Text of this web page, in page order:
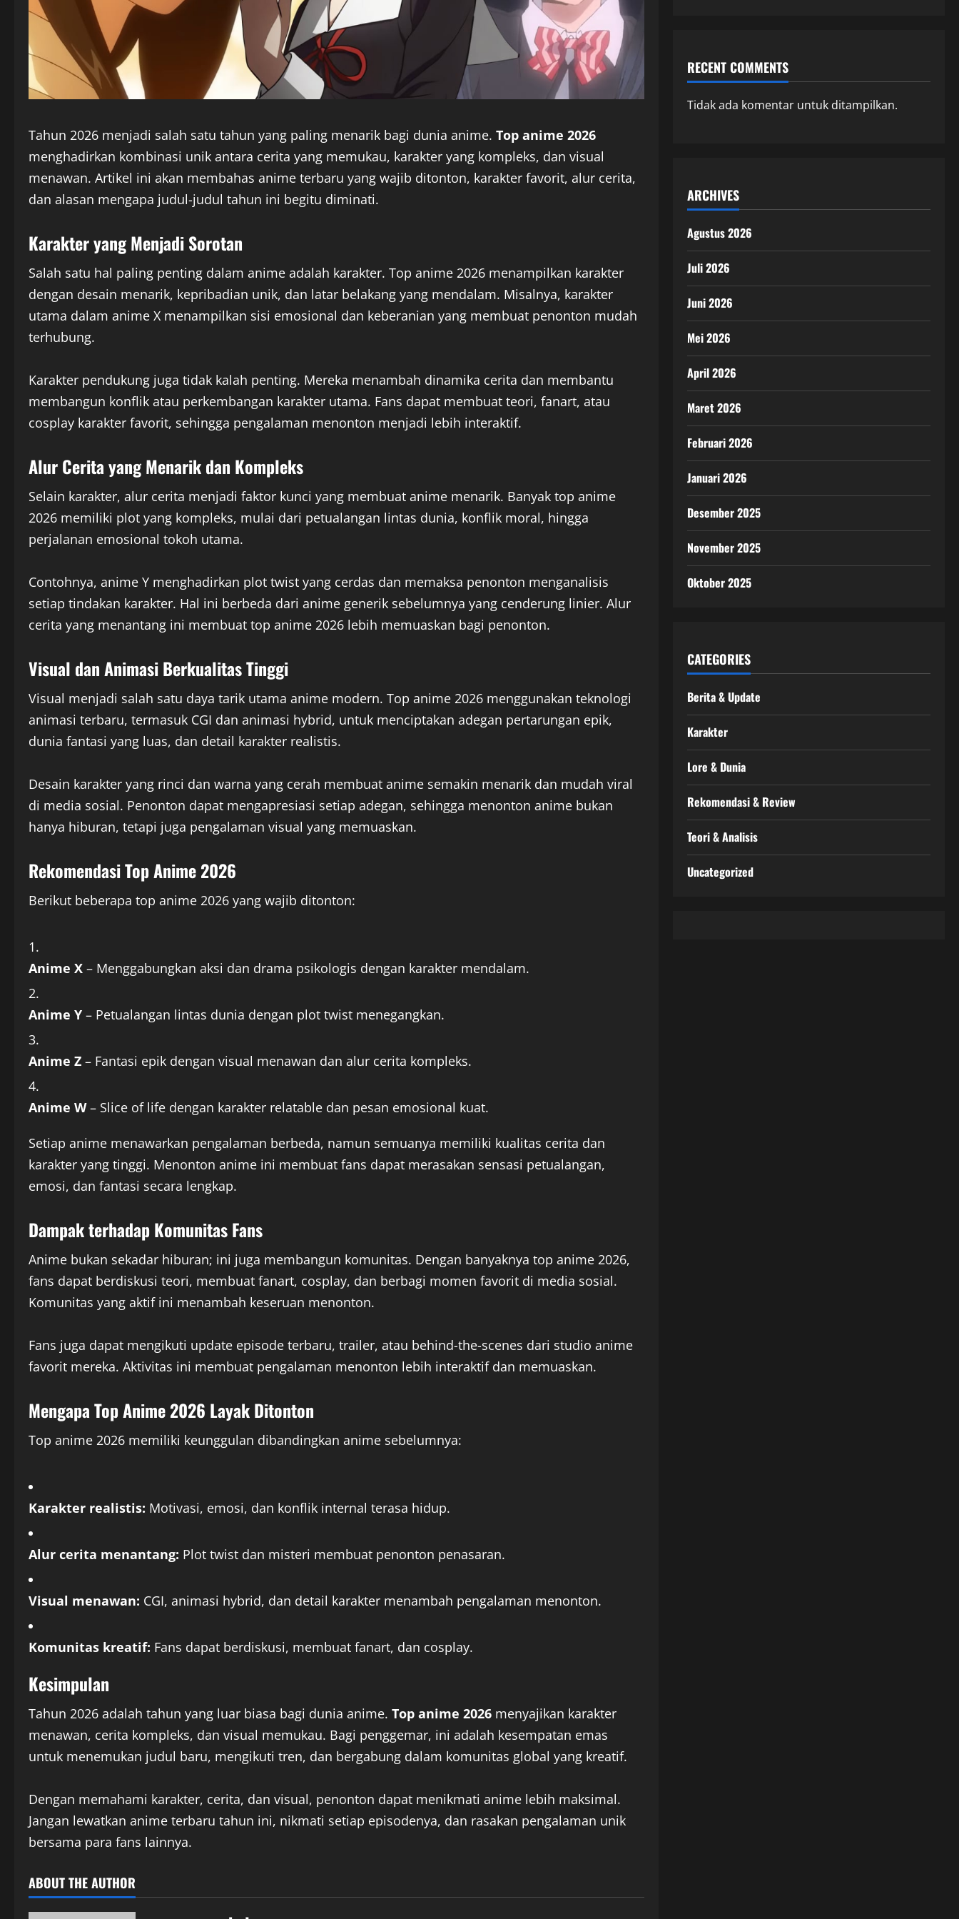
Tahun 2026 menjadi salah satu tahun yang paling menarik bagi dunia anime. Top anime 2026
menghadirkan kombinasi unik antara cerita yang memukau, karakter yang kompleks, dan visual
menawan. Artikel ini akan membahas anime terbaru yang wajib ditonton, karakter favorit, alur cerita,
dan alasan mengapa judul-judul tahun ini begitu diminati.
Karakter yang Menjadi Sorotan
Salah satu hal paling penting dalam anime adalah karakter. Top anime 2026 menampilkan karakter
dengan desain menarik, kepribadian unik, dan latar belakang yang mendalam. Misalnya, karakter
utama dalam anime X menampilkan sisi emosional dan keberanian yang membuat penonton mudah
terhubung.
Karakter pendukung juga tidak kalah penting. Mereka menambah dinamika cerita dan membantu
membangun konflik atau perkembangan karakter utama. Fans dapat membuat teori, fanart, atau
cosplay karakter favorit, sehingga pengalaman menonton menjadi lebih interaktif.
Alur Cerita yang Menarik dan Kompleks
Selain karakter, alur cerita menjadi faktor kunci yang membuat anime menarik. Banyak top anime
2026 memiliki plot yang kompleks, mulai dari petualangan lintas dunia, konflik moral, hingga
perjalanan emosional tokoh utama.
Contohnya, anime Y menghadirkan plot twist yang cerdas dan memaksa penonton menganalisis
setiap tindakan karakter. Hal ini berbeda dari anime generik sebelumnya yang cenderung linier. Alur
cerita yang menantang ini membuat top anime 2026 lebih memuaskan bagi penonton.
Visual dan Animasi Berkualitas Tinggi
Visual menjadi salah satu daya tarik utama anime modern. Top anime 2026 menggunakan teknologi
animasi terbaru, termasuk CGI dan animasi hybrid, untuk menciptakan adegan pertarungan epik,
dunia fantasi yang luas, dan detail karakter realistis.
Desain karakter yang rinci dan warna yang cerah membuat anime semakin menarik dan mudah viral
di media sosial. Penonton dapat mengapresiasi setiap adegan, sehingga menonton anime bukan
hanya hiburan, tetapi juga pengalaman visual yang memuaskan.
Rekomendasi Top Anime 2026
Berikut beberapa top anime 2026 yang wajib ditonton:
Anime X – Menggabungkan aksi dan drama psikologis dengan karakter mendalam.
Anime Y – Petualangan lintas dunia dengan plot twist menegangkan.
Anime Z – Fantasi epik dengan visual menawan dan alur cerita kompleks.
Anime W– Slice of life dengan karakter relatable dan pesan emosional kuat.
Setiap anime menawarkan pengalaman berbeda, namun semuanya memiliki kualitas cerita dan
karakter yang tinggi. Menonton anime ini membuat fans dapat merasakan sensasi petualangan,
emosi, dan fantasi secara lengkap.
Dampak terhadap Komunitas Fans
Anime bukan sekadar hiburan; ini juga membangun komunitas. Dengan banyaknya top anime 2026,
fans dapat berdiskusi teori, membuat fanart, cosplay, dan berbagi momen favorit di media sosial.
Komunitas yang aktif ini menambah keseruan menonton.
Fans juga dapat mengikuti update episode terbaru, trailer, atau behind-the-scenes dari studio anime
favorit mereka. Aktivitas ini membuat pengalaman menonton lebih interaktif dan memuaskan.
Mengapa Top Anime 2026 Layak Ditonton
Top anime 2026 memiliki keunggulan dibandingkan anime sebelumnya:
Karakter realistis: Motivasi, emosi, dan konflik internal terasa hidup.
Alur cerita menantang: Plot twist dan misteri membuat penonton penasaran.
Visual menawan: CGI, animasi hybrid, dan detail karakter menambah pengalaman menonton.
Komunitas kreatif: Fans dapat berdiskusi, membuat fanart, dan cosplay.
Kesimpulan
Tahun 2026 adalah tahun yang luar biasa bagi dunia anime. Top anime 2026 menyajikan karakter
menawan, cerita kompleks, dan visual memukau. Bagi penggemar, ini adalah kesempatan emas
untuk menemukan judul baru, mengikuti tren, dan bergabung dalam komunitas global yang kreatif.
Dengan memahami karakter, cerita, dan visual, penonton dapat menikmati anime lebih maksimal.
Jangan lewatkan anime terbaru tahun ini, nikmati setiap episodenya, dan rasakan pengalaman unik
bersama para fans lainnya.
ABOUT THE AUTHOR
RECENT COMMENTS
Tidak ada komentar untuk ditampilkan.
ARCHIVES
Agustus 2026
Juli 2026
Juni 2026
Mei 2026
April 2026
Maret 2026
Februari 2026
Januari 2026
Desember 2025
November 2025
Oktober 2025
CATEGORIES
Berita & Update
Karakter
Lore & Dunia
Rekomendasi & Review
Teori & Analisis
Uncategorized